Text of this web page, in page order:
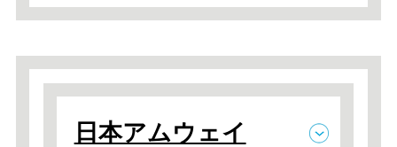
日本アムウェイ